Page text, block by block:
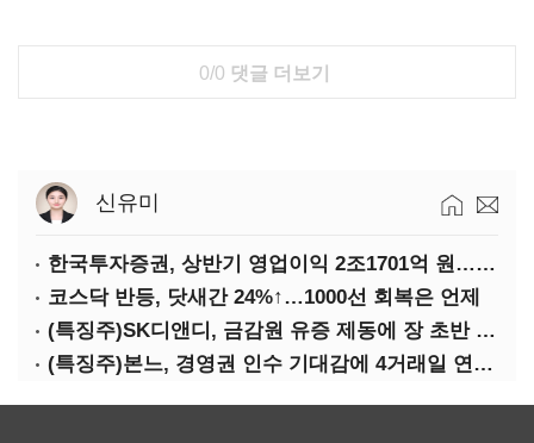
0/0 댓글 더보기
신유미
한국투자증권, 상반기 영업이익 2조1701억 원… 전년비 89.1%↑
코스닥 반등, 닷새간 24%↑…1000선 회복은 언제
(특징주)SK디앤디, 금감원 유증 제동에 장 초반 상한가
(특징주)본느, 경영권 인수 기대감에 4거래일 연속 상한가